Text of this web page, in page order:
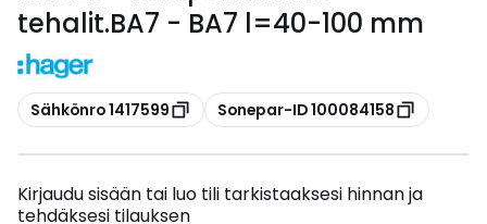
tehalit.BA7 - BA7 l=40-100 mm
Kopioi
Sähkönro 1417599 Kopioi
Sonepar-ID 100084158
Kirjaudu sisään tai luo tili tarkistaaksesi hinnan ja
tehdäksesi tilauksen